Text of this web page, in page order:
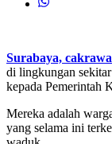
Surabaya,
di lingkungan
kepada Pemerintah
Mereka adalah
yang selama ini